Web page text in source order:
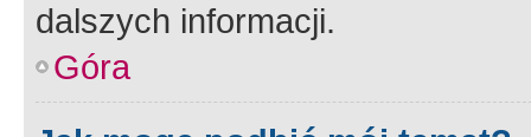
dalszych informacji.
Góra